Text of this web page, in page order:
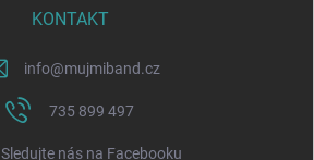
KONTAKT
info@mujmiband.cz
735 899 497
Sledujte nás na Facebooku